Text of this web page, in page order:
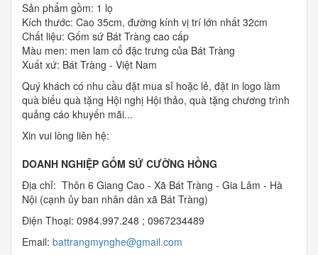
Sản phẩm gồm: 1 lọ
Kích thước: Cao 35cm, đường kính vị trí lớn nhất 32cm
Chất liệu: Gốm sứ Bát Tràng cao cấp
Màu men: men lam cổ đặc trưng của Bát Tràng
Xuất xứ: Bát Tràng - Việt Nam
Quý khách có nhu cầu đặt mua sỉ hoặc lẻ, đặt in logo làm
quà biếu quà tặng Hội nghị Hội thảo, quà tặng chương trình
quảng cáo khuyến mãi...
Xin vui lòng liên hệ:
DOANH NGHIỆP GỐM SỨ CƯỜNG HỒNG
Địa chỉ: Thôn 6 Giang Cao - Xã Bát Tràng - Gia Lâm - Hà
Nội (cạnh ủy ban nhân dân xã Bát Tràng)
Điện Thoại: 0984.997.248 ; 0967234489
Email: battrangmynghe@gmail.com